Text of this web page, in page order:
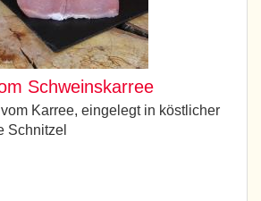
Schweinskarree
Karree, eingelegt in köstlicher
Schnitzel